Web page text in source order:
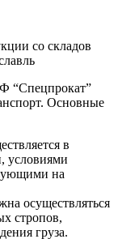
со складов
“Спецпрокат”
Основные
в
условиями
на
осуществляться
стропов,
груза.